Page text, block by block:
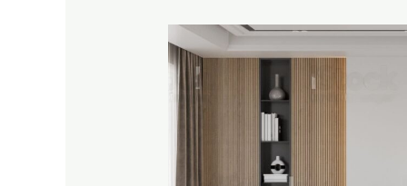
Qué
es
decluttering?